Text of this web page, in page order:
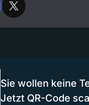
Sie wollen keine
Jetzt QR-Code